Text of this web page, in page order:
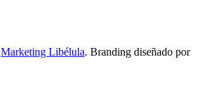
Marketing Libélula. Branding diseñado por